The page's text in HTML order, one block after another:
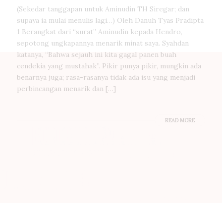
(Sekedar tanggapan untuk Aminudin TH Siregar; dan
supaya ia mulai menulis lagi…) Oleh Danuh Tyas Pradipta
1 Berangkat dari “surat” Aminudin kepada Hendro,
sepotong ungkapannya menarik minat saya. Syahdan
katanya, “Bahwa sejauh ini kita gagal panen buah
cendekia yang mustahak”. Pikir punya pikir, mungkin ada
benarnya juga; rasa-rasanya tidak ada isu yang menjadi
perbincangan menarik dan […]
READ MORE